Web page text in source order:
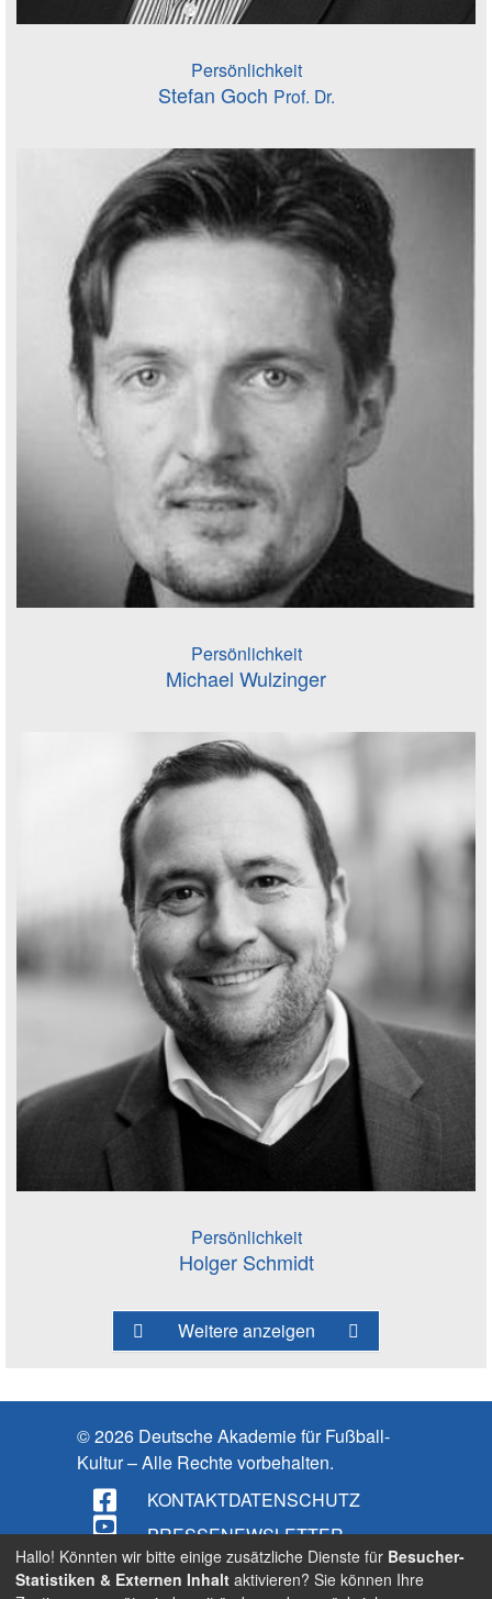
Persönlichkeit
Stefan Goch Prof. Dr.
Persönlichkeit
Michael Wulzinger
Persönlichkeit
Holger Schmidt
Weitere anzeigen
© 2026 Deutsche Akademie für Fußball-
Kultur – Alle Rechte vorbehalten.
KONTAKTDATENSCHUTZ
PRESSENEWSLETTER
IMPRESSUM
Hallo! Könnten wir bitte einige zusätzliche Dienste für Besucher-
Statistiken & Externen Inhalt aktivieren? Sie können Ihre